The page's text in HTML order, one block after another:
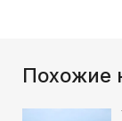
Похожие